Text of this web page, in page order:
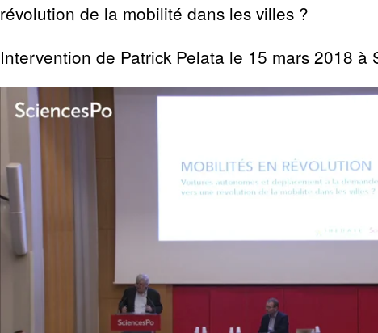
révolution de la mobilité dans les villes ?
Intervention de Patrick Pelata le 15 mars 2018 à